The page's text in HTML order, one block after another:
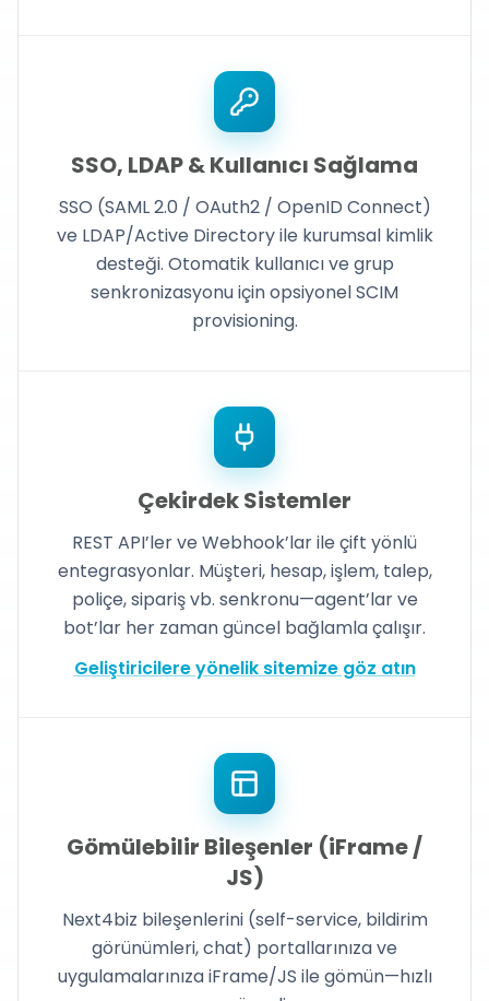
SSO, LDAP & Kullanıcı Sağlama
SSO (SAML 2.0 / OAuth2 / OpenID Connect)
ve LDAP/Active Directory ile kurumsal kimlik
desteği. Otomatik kullanıcı ve grup
senkronizasyonu için opsiyonel SCIM
provisioning.
Çekirdek Sistemler
REST API’ler ve Webhook’lar ile çift yönlü
entegrasyonlar. Müşteri, hesap, işlem, talep,
poliçe, sipariş vb. senkronu—agent’lar ve
bot’lar her zaman güncel bağlamla çalışır.
Geliştiricilere yönelik sitemize göz atın
Gömülebilir Bileşenler (iFrame /
JS)
Next4biz bileşenlerini (self-service, bildirim
görünümleri, chat) portallarınıza ve
uygulamalarınıza iFrame/JS ile gömün—hızlı